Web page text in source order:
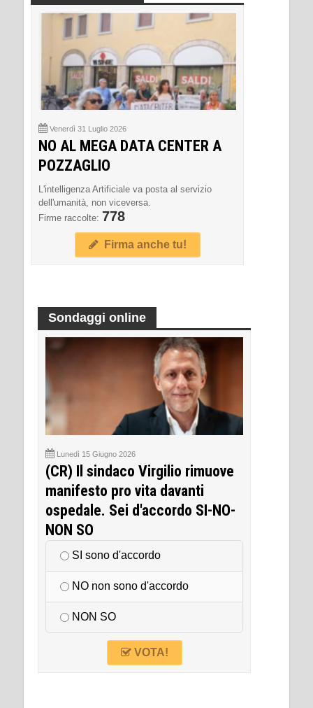
Venerdì 31 Luglio 2026
NO AL MEGA DATA CENTER A
POZZAGLIO
L'intelligenza Artificiale va posta al servizio
dell'umanità, non viceversa.
Firme raccolte: 778
Firma anche tu!
Sondaggi online
Lunedì 15 Giugno 2026
(CR) Il sindaco Virgilio rimuove
manifesto pro vita davanti
ospedale. Sei d'accordo SI-NO-
NON SO
SI sono d'accordo
NO non sono d'accordo
NON SO
VOTA!